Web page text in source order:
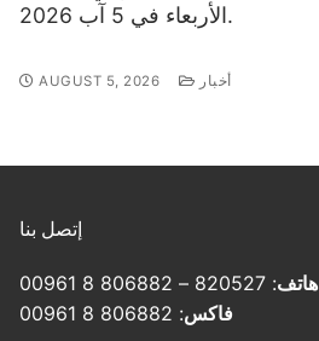
الأربعاء في 5 آب 2026.
AUGUST 5, 2026 أخبار
إتصل بنا
هاتف: 820527 – 806882 8 00961
فاكس: 806882 8 00961